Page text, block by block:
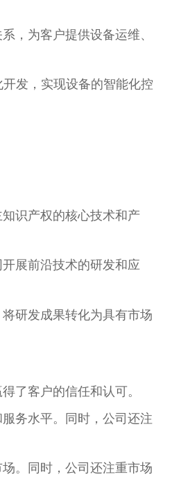
，为客户提供设备运维、
发，实现设备的智能化控
识产权的核心技术和产
展前沿技术的研发和应
研发成果转化为具有市场
了客户的信任和认可。
务水平。同时，公司还注
。同时，公司还注重市场